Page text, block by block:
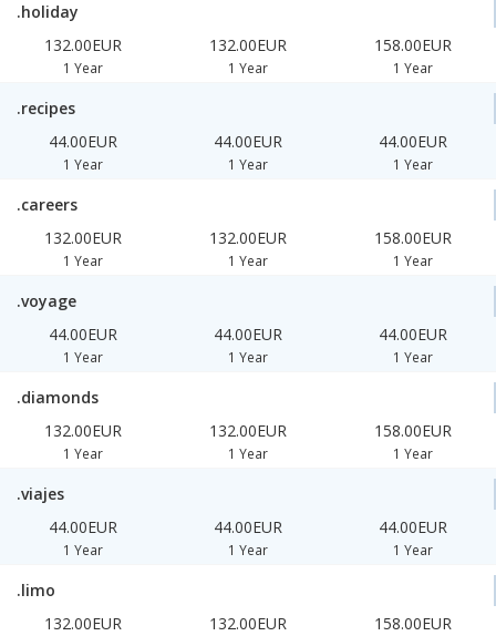
.holiday
132.00EUR
1 Year
132.00EUR
1 Year
158.00EUR
1 Year
.recipes
44.00EUR
1 Year
44.00EUR
1 Year
44.00EUR
1 Year
.careers
132.00EUR
1 Year
132.00EUR
1 Year
158.00EUR
1 Year
.voyage
44.00EUR
1 Year
44.00EUR
1 Year
44.00EUR
1 Year
.diamonds
132.00EUR
1 Year
132.00EUR
1 Year
158.00EUR
1 Year
.viajes
44.00EUR
1 Year
44.00EUR
1 Year
44.00EUR
1 Year
.limo
132.00EUR
132.00EUR 158.00EUR